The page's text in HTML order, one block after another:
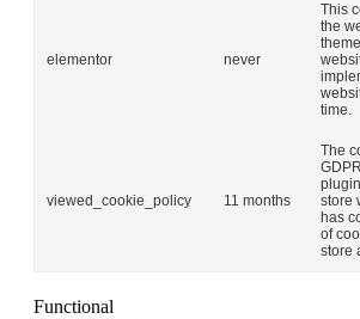
elementor never
This
the
time.
viewed_cookie_policy 11 months
The
store
has
of
store
Functional